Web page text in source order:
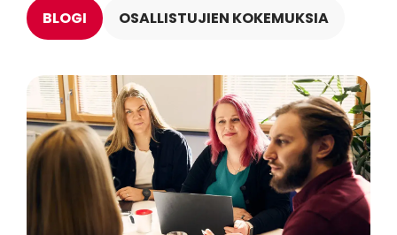
BLOGI OSALLISTUJIEN KOKEMUKSIA